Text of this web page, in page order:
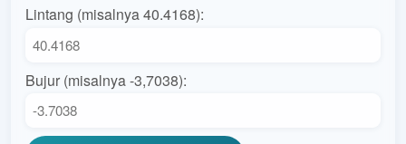
Lintang (misalnya 40.4168):
Bujur (misalnya -3,7038):